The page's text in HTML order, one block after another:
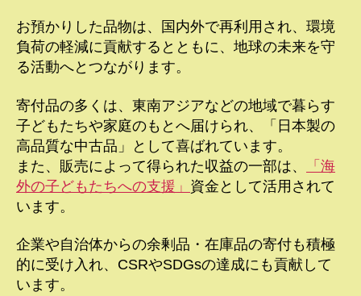
お預かりした品物は、国内外で再利用され、環境
負荷の軽減に貢献するとともに、地球の未来を守
る活動へとつながります。
寄付品の多くは、東南アジアなどの地域で暮らす
子どもたちや家庭のもとへ届けられ、「日本製の
高品質な中古品」として喜ばれています。
また、販売によって得られた収益の一部は、
「海
外の子どもたちへの支援」 資金として活用されて
います。
企業や自治体からの余剰品・在庫品の寄付も積極
的に受け入れ、CSRやSDGsの達成にも貢献して
います。